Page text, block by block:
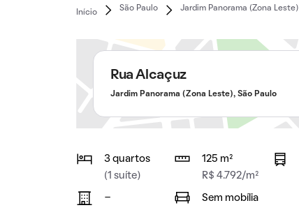
Início
São Paulo Jardim Panorama (Zona Leste)
Rua Alcaçuz
Jardim Panorama (Zona Leste), São Paulo
3 quartos
(1 suíte)
125 m²
R$ 4.792/m²
- Sem mobília